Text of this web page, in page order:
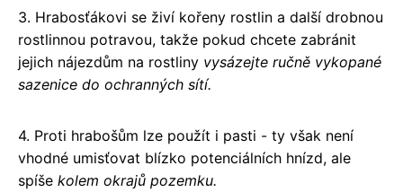
3. Hrabosťákovi se živí kořeny rostlin a další drobnou
rostlinnou potravou, takže pokud chcete zabránit
jejich nájezdům na rostliny vysázejte ručně vykopané
sazenice do ochranných sítí.
4. Proti hrabošům lze použít i pasti - ty však není
vhodné umisťovat blízko potenciálních hnízd, ale
spíše kolem okrajů pozemku.